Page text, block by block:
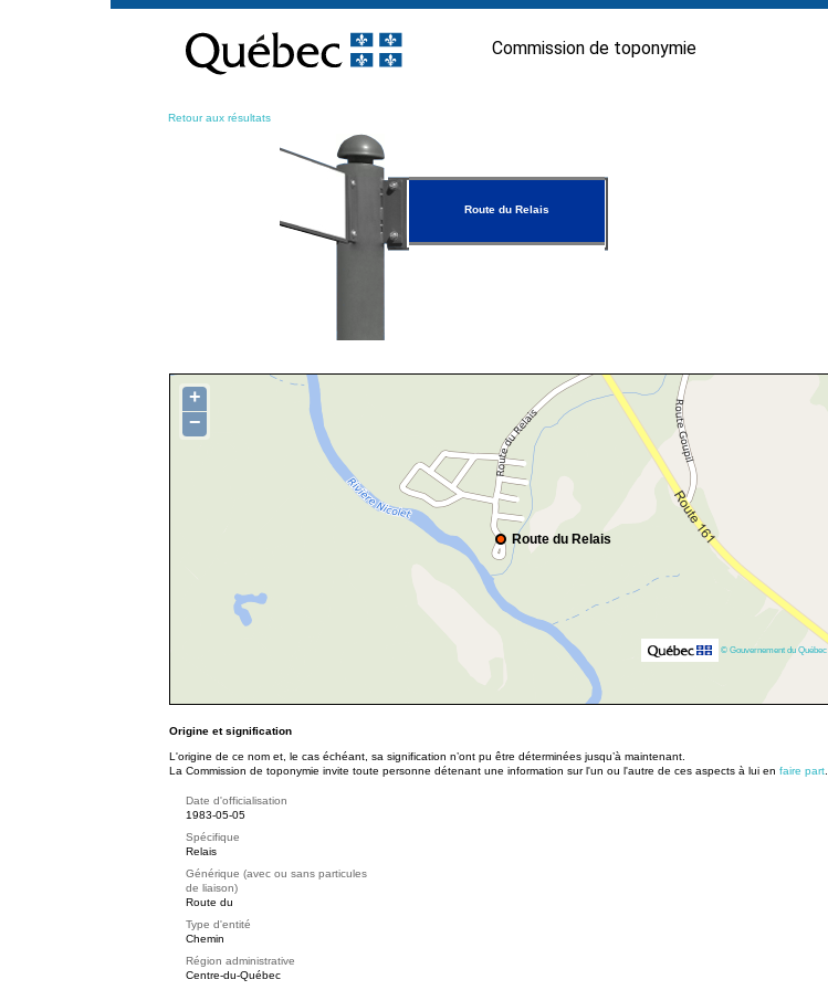
contenu
Commission de toponymie
Retour aux résultats
Route du Relais
Route du Relais
+
−
© Gouvernement du Québec
Origine et signification
L'origine de ce nom et, le cas échéant, sa signification n’ont pu être déterminées jusqu’à maintenant.
La Commission de toponymie invite toute personne détenant une information sur l'un ou l'autre de ces aspects à lui en faire part
Date d'officialisation
1983-05-05
Spécifique
Relais
Générique (avec ou sans particules
de liaison)
Route du
Type d'entité
Chemin
Région administrative
Centre-du-Québec